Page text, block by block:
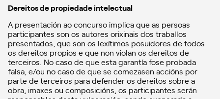
Dereitos de propiedade intelectual
A presentación ao concurso implica que as persoas
participantes son os autores orixinais dos traballos
presentados, que son os lexítimos posuidores de todos
os dereitos propios e que non violan os dereitos de
terceiros. No caso de que esta garantía fose probada
falsa, e/ou no caso de que se comezasen accións por
parte de terceiros para defender os dereitos sobre a
obra, imaxes ou composicións, os participantes serán